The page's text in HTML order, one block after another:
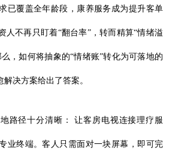
i
o
已覆盖全年龄段，康养服务成为提升客单
人不再只盯着“翻台率”，转而精算“情绪溢
，如何将抽象的“情绪账”转化为可落地的
决方案给出了答案。
路径十分清晰： 让客房电视连接理疗服
业终端。客人只需面对一块屏幕，即可完